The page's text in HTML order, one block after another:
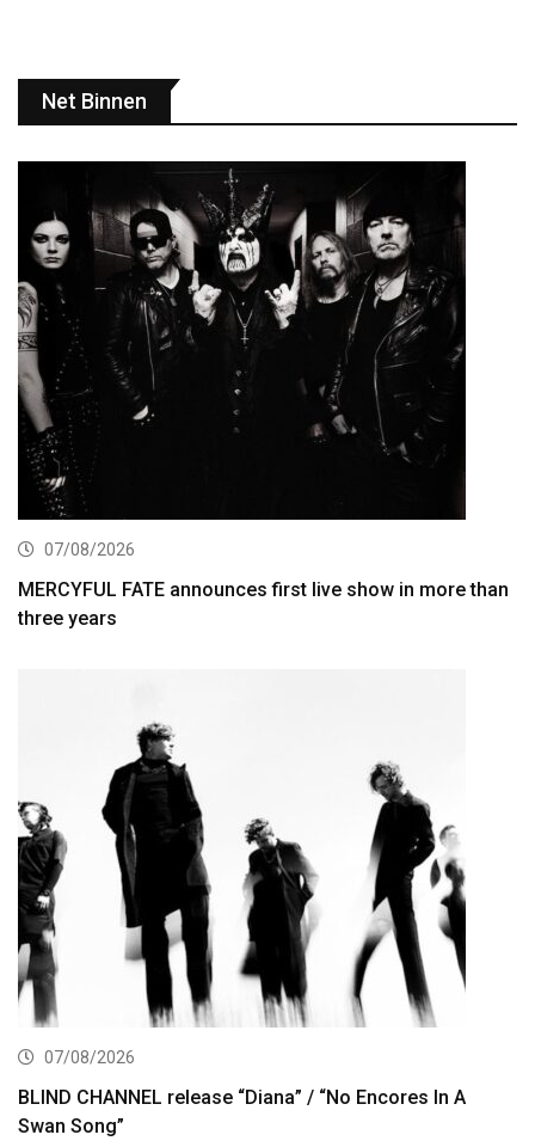
Net Binnen
07/08/2026
MERCYFUL FATE announces first live show in more than
three years
07/08/2026
BLIND CHANNEL release “Diana” / “No Encores In A
Swan Song”